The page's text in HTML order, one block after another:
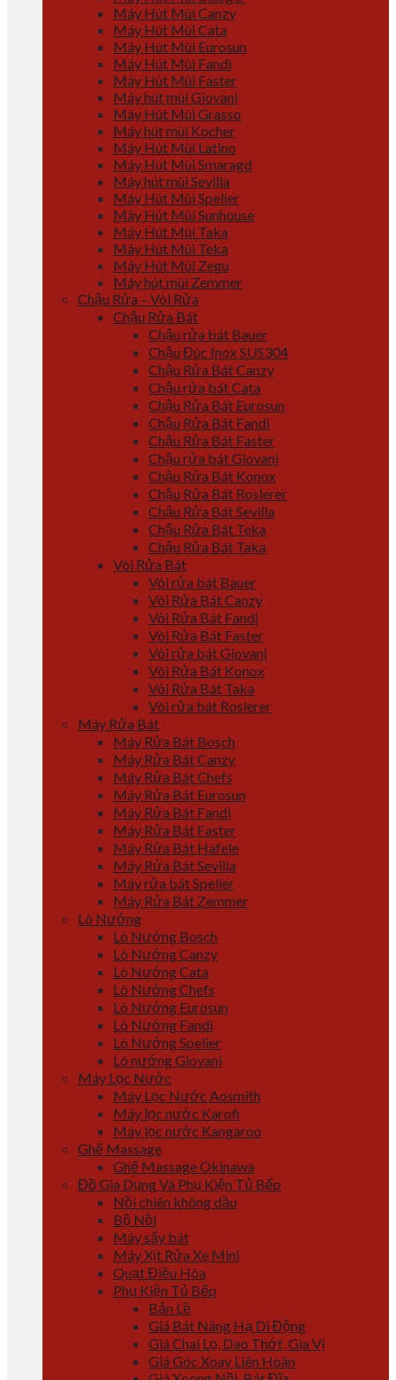
Máy Hút Mùi Canzy
Máy Hút Mùi Cata
Máy Hút Mùi Eurosun
Máy Hút Mùi Fandi
Máy Hút Mùi Faster
Máy hút mùi Giovani
Máy Hút Mùi Grasso
Máy hút mùi Kocher
Máy Hút Mùi Latino
Máy Hút Mùi Smaragd
Máy hút mùi Sevilla
Máy Hút Mùi Spelier
Máy Hút Mùi Sunhouse
Máy Hút Mùi Taka
Máy Hút Mùi Teka
Máy Hút Mùi Zegu
Máy hút mùi Zemmer
Chậu Rửa – Vòi Rửa
Chậu Rửa Bát
Chậu rửa bát Bauer
Chậu Đúc Inox SUS304
Chậu Rửa Bát Canzy
Chậu rửa bát Cata
Chậu Rửa Bát Eurosun
Chậu Rửa Bát Fandi
Chậu Rửa Bát Faster
Chậu rửa bát Giovani
Chậu Rửa Bát Konox
Chậu Rửa Bát Roslerer
Chậu Rửa Bát Sevilla
Chậu Rửa Bát Teka
Chậu Rửa Bát Taka
Vòi Rửa Bát
Vòi rửa bát Bauer
Vòi Rửa Bát Canzy
Vòi Rửa Bát Fandi
Vòi Rửa Bát Faster
Vòi rửa bát Giovani
Vòi Rửa Bát Konox
Vòi Rửa Bát Taka
Vòi rửa bát Roslerer
Máy Rửa Bát
Máy Rửa Bát Bosch
Máy Rửa Bát Canzy
Máy Rửa Bát Chefs
Máy Rửa Bát Eurosun
Máy Rửa Bát Fandi
Máy Rửa Bát Faster
Máy Rửa Bát Hafele
Máy Rửa Bát Sevilla
Máy rửa bát Spelier
Máy Rửa Bát Zemmer
Lò Nướng
Lò Nướng Bosch
Lò Nướng Canzy
Lò Nướng Cata
Lò Nướng Chefs
Lò Nướng Eurosun
Lò Nướng Fandi
Lò Nướng Spelier
Lò nướng Giovani
Máy Lọc Nước
Máy Lọc Nước Aosmith
Máy lọc nước Karofi
Máy lọc nước Kangaroo
Ghế Massage
Ghế Massage Okinawa
Đồ Gia Dụng Và Phụ Kiện Tủ Bếp
Nồi chiên không dầu
Bộ Nồi
Máy sấy bát
Máy Xịt Rửa Xe Mini
Quạt Điều Hòa
Phụ Kiện Tủ Bếp
Bản Lề
Giá Bát Nâng Hạ Di Động
Giá Chai Lọ, Dao Thớt, Gia Vị
Giá Góc Xoay Liên Hoàn